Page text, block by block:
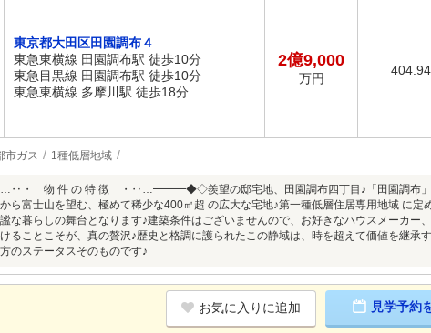
東京都大田区田園調布４
東急東横線 田園調布駅 徒歩10分
東急目黒線 田園調布駅 徒歩10分
東急東横線 多摩川駅 徒歩18分
2億9,000
万円
市ガス 1種低層地域
物 件 の 特 徴 ・‥…━━━◆◇羨望の邸宅地、田園調布四丁目♪「田園調布」駅
ら富士山を望む、極めて稀少な400㎡超 の広大な宅地♪第一種低層住居専用地域 に定
な暮らしの舞台となります♪建築条件はございませんので、お好きなハウスメーカー
ることこそが、真の贅沢♪歴史と格調に護られたこの静域は、時を超えて価値を継承
のステータスそのものです♪
お気に入りに追加 見学予約